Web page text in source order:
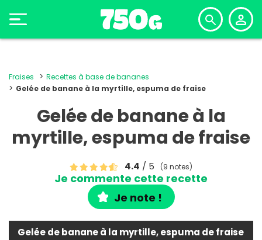
Fraises
Recettes à base de bananes
Gelée de banane à la myrtille, espuma de fraise
Gelée de banane à la
myrtille, espuma de fraise
4.4 / 5 (9 notes)
Je commente cette recette
Je note !
Gelée de banane à la myrtille, espuma de fraise